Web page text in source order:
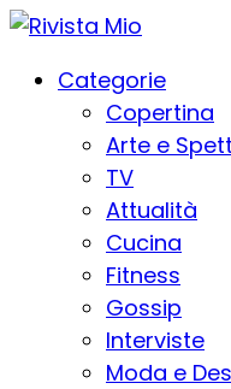
Categorie
Copertina
Arte e
TV
Attualità
Cucina
Fitness
Gossip
Interviste
Moda e